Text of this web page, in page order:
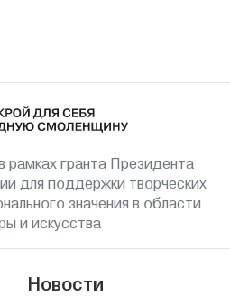
рамках гранта Президента
для поддержки творческих
значения в области
и искусства
Новости